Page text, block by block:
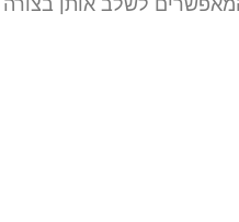
המאפשרים לשלב אותן